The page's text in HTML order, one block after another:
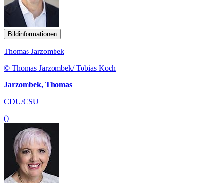
Bildinformationen
Thomas Jarzombek
© Thomas Jarzombek/ Tobias Koch
Jarzombek, Thomas
CDU/CSU
()